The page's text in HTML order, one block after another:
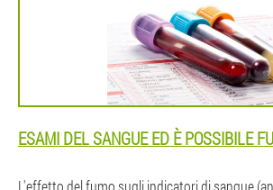
ESAMI DEL SANGUE ED È POSSIBILE
L'effetto del fumo sugli indicatori di sangue